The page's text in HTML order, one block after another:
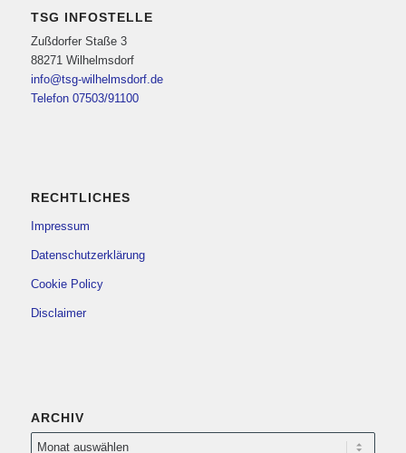
TSG INFOSTELLE
Zußdorfer Staße 3
88271 Wilhelmsdorf
info@tsg-wilhelmsdorf.de
Telefon 07503/91100
RECHTLICHES
Impressum
Datenschutzerklärung
Cookie Policy
Disclaimer
ARCHIV